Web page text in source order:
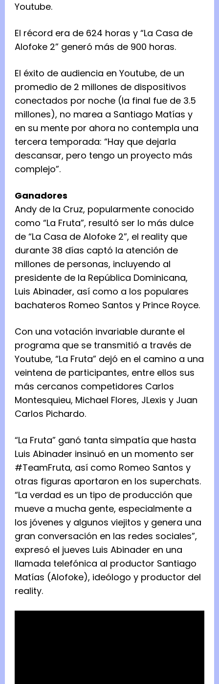
Youtube.
El récord era de 624 horas y “La Casa de
Alofoke 2” generó más de 900 horas.
El éxito de audiencia en Youtube, de un
promedio de 2 millones de dispositivos
conectados por noche (la final fue de 3.5
millones), no marea a Santiago Matías y
en su mente por ahora no contempla una
tercera temporada: “Hay que dejarla
descansar, pero tengo un proyecto más
complejo”.
Ganadores
Andy de la Cruz, popularmente conocido
como “La Fruta”, resultó ser lo más dulce
de “La Casa de Alofoke 2”, el reality que
durante 38 días captó la atención de
millones de personas, incluyendo al
presidente de la República Dominicana,
Luis Abinader, así como a los populares
bachateros Romeo Santos y Prince Royce.
Con una votación invariable durante el
programa que se transmitió a través de
Youtube, “La Fruta” dejó en el camino a una
veintena de participantes, entre ellos sus
más cercanos competidores Carlos
Montesquieu, Michael Flores, JLexis y Juan
Carlos Pichardo.
“La Fruta” ganó tanta simpatía que hasta
Luis Abinader insinuó en un momento ser
#TeamFruta, así como Romeo Santos y
otras figuras aportaron en los superchats.
“La verdad es un tipo de producción que
mueve a mucha gente, especialmente a
los jóvenes y algunos viejitos y genera una
gran conversación en las redes sociales”,
expresó el jueves Luis Abinader en una
llamada telefónica al productor Santiago
Matías (Alofoke), ideólogo y productor del
reality.